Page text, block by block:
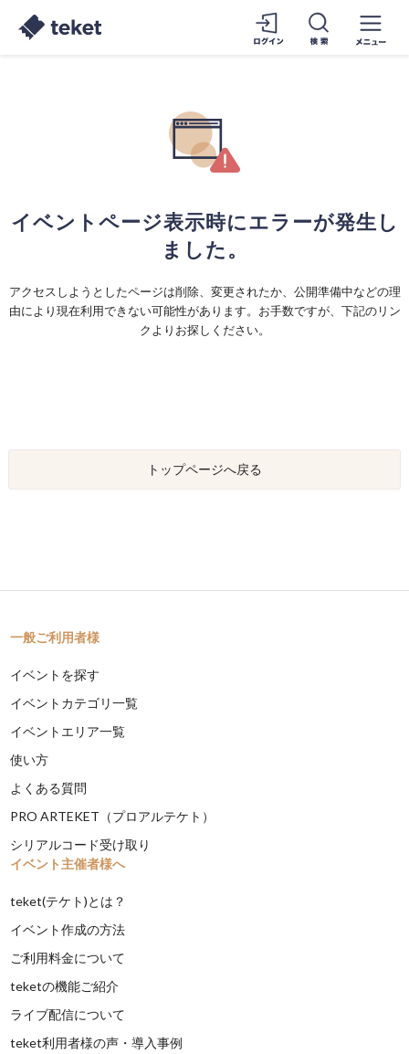
イベントページ表示時にエラーが発生し
ました。
アクセスしようとしたページは削除、変更されたか、公開準備中などの理
由により現在利用できない可能性があります。お手数ですが、下記のリン
クよりお探しください。
トップページへ戻る
一般ご利用者様
イベントを探す
イベントカテゴリ一覧
イベントエリア一覧
使い方
よくある質問
PRO ARTEKET（プロアルテケト）
シリアルコード受け取り
イベント主催者様へ
teket(テケト)とは？
イベント作成の方法
ご利用料金について
teketの機能ご紹介
ライブ配信について
teket利用者様の声・導入事例